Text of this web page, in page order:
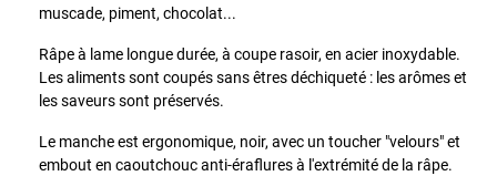
muscade, piment, chocolat...
Râpe à lame longue durée, à coupe rasoir, en acier inoxydable.
Les aliments sont coupés sans êtres déchiqueté : les arômes et
les saveurs sont préservés.
Le manche est ergonomique, noir, avec un toucher "velours" et
embout en caoutchouc anti-éraflures à l'extrémité de la râpe.